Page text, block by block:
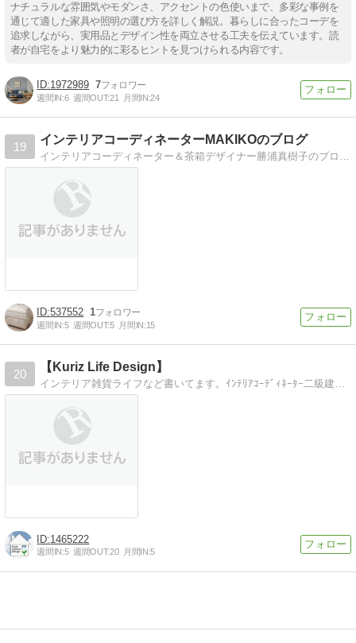
ナチュラルな雰囲気やモダンさ、アクセントの色使いまで、多彩な事例を
通じて適した家具や照明の選び方を詳しく解説。暮らしに合ったコーデを
追求しながら、実用品とデザイン性を両立させる工夫を伝えています。読
者が自宅をより魅力的に彩るヒントを見つけられる内容です。
1972989 7
週間IN:6 週間OUT:21 月間IN:24
19
インテリアコーディネーターMAKIKOのブログ
537552 1
週間IN:5 週間OUT:5 月間IN:15
20
【Kuriz Life Design】
1465222
週間IN:5 週間OUT:20 月間IN:5